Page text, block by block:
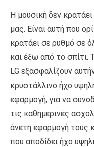
Η μουσική δεν
μας. Είναι αυτή που
κρατάει σε ρυθμό σε
και έξω από το σπίτι.
LG εξασφαλίζουν
κρυστάλλινο ήχο
εφαρμογή, για να
τις καθημερινές
άνετη εφαρμογή τους
που αποδίδει ήχο